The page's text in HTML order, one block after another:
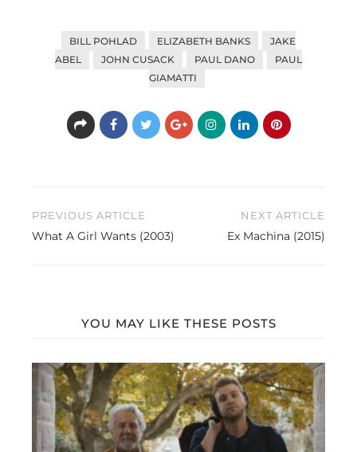
BILL POHLAD ELIZABETH BANKS
JAKE
ABEL
JOHN CUSACK PAUL DANO
PAUL
GIAMATTI
Beitragsnavigation
PREVIOUS ARTICLE
What A Girl Wants (2003)
NEXT ARTICLE
Ex Machina (2015)
YOU MAY LIKE THESE POSTS